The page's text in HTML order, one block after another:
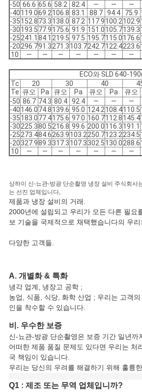
-50 66.6 65.6 58.2 82.4 ― ― ―
-40119.069.2106.8 83.1 88.7 94.4 75.9
-35152.873.3138.0 87.2 117.9100.2102.9
-30193.577.9175.6 91.9 151.0105.7139.3
-25241.1 84.1 219.5 97.5 195.7115.0176.6
-20296.791.3271.3103.7242.7122.4223.6
10
― ― ― ― ― ― ―
ECO와 SLD 640-
Tc
20 30 40
Te 큐오 Pa 큐오 Pa 큐오 Pa 큐오
-50 86.7 74.3 80.4 92.4 ― ― ―
-40146.074.8139.6 95.0 124.2108.4110.5
-35183.077.4175.6 97.0 160.7112.8145.4
-30225.380.5216.8 99.6 200.0116.3191.1
-25273.484.6263.9103.2250.7123.2234.5
-20327.989.3317.3107.3302.5130.0288.6
10
― ― ― ― ― ― ―
상하이 신-뇨관-방광 단순촬영 냉장 설비 주식회사
는 선진 업체입니다,
제품과 냉장 설비의 거래.
2000년에 설립되고 우리가 모든 다른 필요
보 기술을 국제적으로 채택했습니다의 우리
다양한 고객들.
A. 개별화 & 특화
냉각 업계, 냉장고 공학 ;
농업, 식품, 식당, 화학 산업 ; 우리는 고객
인을 착수할 수 있습니다.
비. 우수한 보증
신-뇨관-방광 단순촬영은 보증 기간 일년까
어떠한 제품 품질 문제도 있다면 우리는 처
국 책임이 있습니다.
우리는 당신의 우려를 해결하기 위해 훌륭
Q1 : 제조 또는 무역 업체입니까?